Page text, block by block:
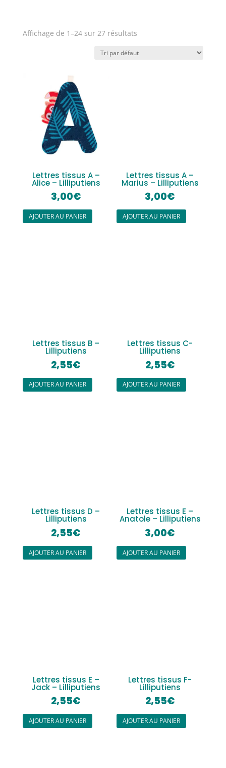
Affichage de 1–24 sur 27 résultats
Lettres tissus A –
Alice – Lilliputiens
3,00€
AJOUTER AU PANIER
Lettres tissus A –
Marius – Lilliputiens
3,00€
AJOUTER AU PANIER
Lettres tissus B –
Lilliputiens
2,55€
AJOUTER AU PANIER
Lettres tissus C-
Lilliputiens
2,55€
AJOUTER AU PANIER
Lettres tissus D –
Lilliputiens
2,55€
AJOUTER AU PANIER
Lettres tissus E –
Anatole – Lilliputiens
3,00€
AJOUTER AU PANIER
Lettres tissus E –
Jack – Lilliputiens
2,55€
AJOUTER AU PANIER
Lettres tissus F-
Lilliputiens
2,55€
AJOUTER AU PANIER